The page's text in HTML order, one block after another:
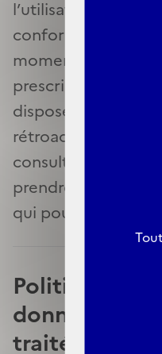
l’utilisateur seront
conformément à
moment de leur
prescription légale
disposer
rétroactive. Ainsi,
consulter cette
prendre
qui pourrait être
Politique de
données à
traitées dans